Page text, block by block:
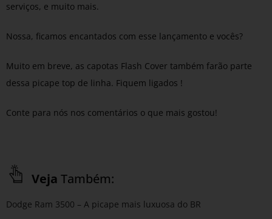
serviços, e muito mais.
Nossa, ficamos encantados com esse lançamento e vocês?
Muito em breve, as capotas Flash Cover também farão parte
dessa picape top de linha. Fiquem ligados !
Conte para nós nos comentários o que mais gostou!
Veja Também:
Dodge Ram 3500 – A picape mais luxuosa do BR